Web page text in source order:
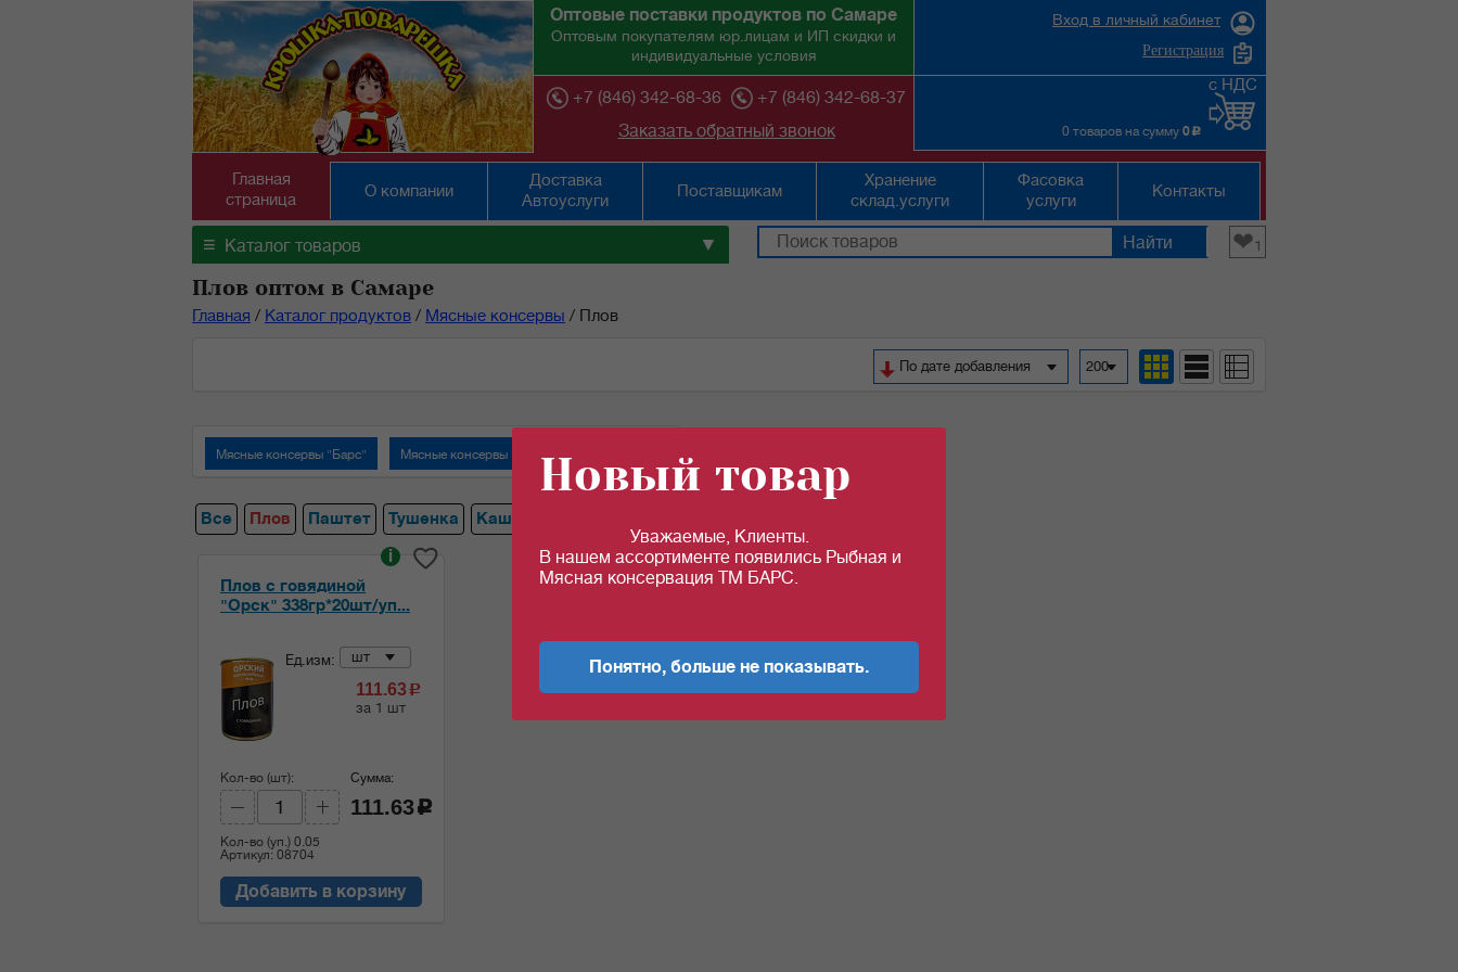
Оптовые поставки продуктов по Самаре
Оптовым покупателям юр.лицам и ИП скидки и
индивидуальные условия
+7 (846) 342-68-36
+7 (846) 342-68-37
Заказать обратный звонок
Вход в личный кабинет
Регистрация
0 товаров на сумму 0 c
с НДС
Главная
страница
О компании
Доставка
Автоуслуги
Поставщикам
Хранение
склад.услуги
Фасовка
услуги
Контакты
≡ Каталог товаров ▼ ❤1
Плов оптом в Самаре
Главная / Каталог продуктов / Мясные консервы / Плов
200
По дате добавления
Мясные консервы "Барс" Мясные консервы "Орский мясокомбинат"
Все Плов Паштет Тушенка Каша
Плов с говядиной
"Орск" 338гр*20шт/уп...
i
Ед.изм: шт
111.63 c
за 1 шт
Кол-во (шт):
Кол-во (уп.) 0.05
Артикул: 08704
Сумма:
111.63 c
Добавить в корзину
Новый товар
Уважаемые, Клиенты.
В нашем ассортименте появились Рыбная и
Мясная консервация ТМ БАРС.
Понятно, больше не показывать.